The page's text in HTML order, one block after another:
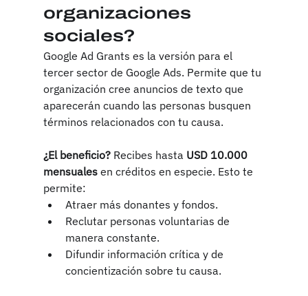
organizaciones
sociales?
Google Ad Grants es la versión para el
tercer sector de Google Ads. Permite que tu
organización cree anuncios de texto que
aparecerán cuando las personas busquen
términos relacionados con tu causa.
¿El beneficio? Recibes hasta USD 10.000
mensuales en créditos en especie. Esto te
permite:
Atraer más donantes y fondos.
Reclutar personas voluntarias de
manera constante.
Difundir información crítica y de
concientización sobre tu causa.